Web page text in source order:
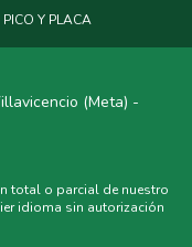
PICO Y PLACA
(Meta) -
total o parcial de nuestro
idioma sin autorización